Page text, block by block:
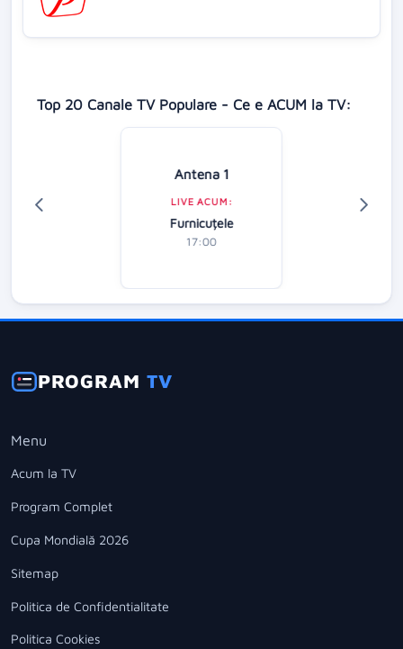
Top 20 Canale TV Populare - Ce e ACUM la TV:
Antena 1
LIVE ACUM:
Furnicuțele
17:00
PROGRAMTV
Menu
Acum la TV
Program Complet
Cupa Mondială 2026
Sitemap
Politica de Confidentialitate
Politica Cookies